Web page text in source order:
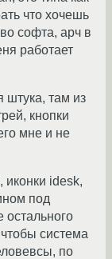
что хочешь
софта, арч в
работает
там из
кнопки
мне и не
idesk,
под
остального
система
по